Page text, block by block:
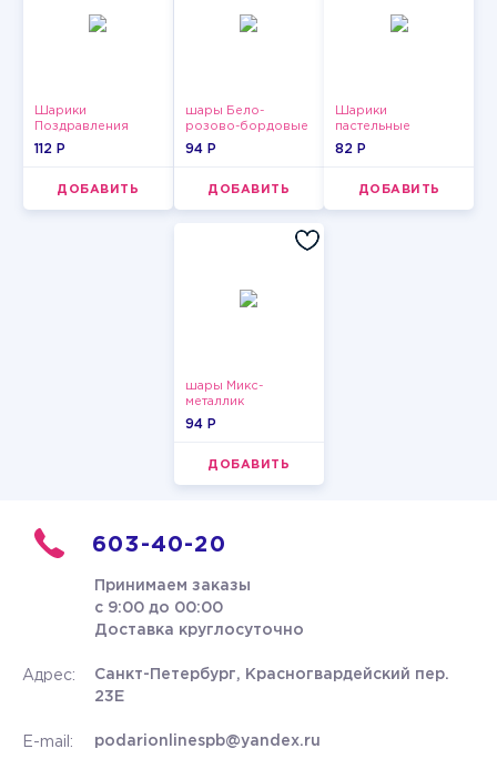
Шарики
Поздравления
112 P
ДОБАВИТЬ
шары Бело-
розово-бордовые
металлик
94 P
ДОБАВИТЬ
Шарики
пастельные
82 P
ДОБАВИТЬ
шары Микс-
металлик
94 P
ДОБАВИТЬ
603-40-20
Принимаем заказы
с 9:00 до 00:00
Доставка круглосуточно
Адрес:
Санкт-Петербург, Красногвардейский пер.
23Е
E-mail: podarionlinespb@yandex.ru